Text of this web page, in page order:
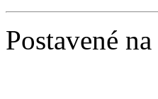
Postavené na